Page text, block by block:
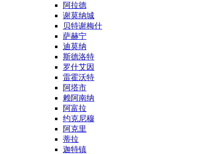
阿拉德
谢莫纳城
贝特谢梅什
萨赫宁
迪莫纳
斯德洛特
罗什艾因
雷霍沃特
阿塔市
赖阿南纳
阿富拉
约克尼穆
阿克里
蒂拉
迦特镇